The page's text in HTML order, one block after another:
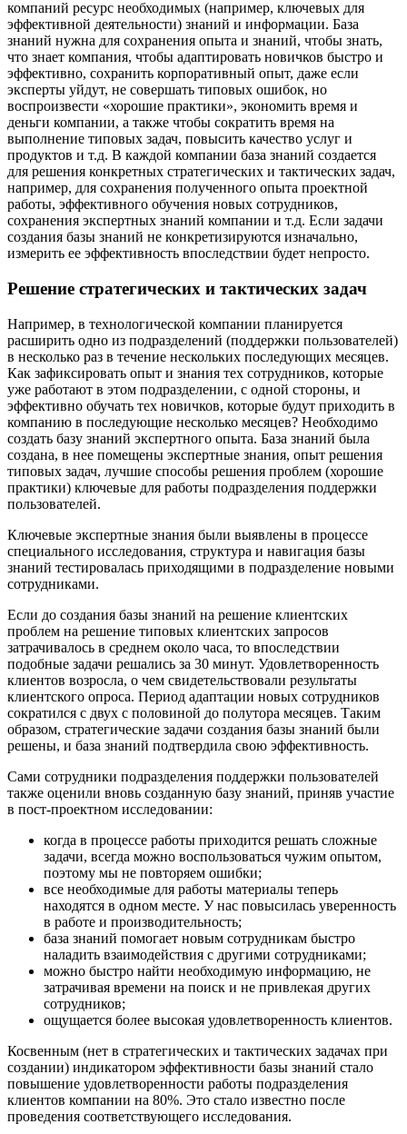
компаний ресурс необходимых (например, ключевых для
эффективной деятельности) знаний и информации. База
знаний нужна для сохранения опыта и знаний, чтобы знать,
что знает компания, чтобы адаптировать новичков быстро и
эффективно, сохранить корпоративный опыт, даже если
эксперты уйдут, не совершать типовых ошибок, но
воспроизвести «хорошие практики», экономить время и
деньги компании, а также чтобы сократить время на
выполнение типовых задач, повысить качество услуг и
продуктов и т.д. В каждой компании база знаний создается
для решения конкретных стратегических и тактических задач,
например, для сохранения полученного опыта проектной
работы, эффективного обучения новых сотрудников,
сохранения экспертных знаний компании и т.д. Если задачи
создания базы знаний не конкретизируются изначально,
измерить ее эффективность впоследствии будет непросто.
Решение стратегических и тактических задач
Например, в технологической компании планируется
расширить одно из подразделений (поддержки пользователей)
в несколько раз в течение нескольких последующих месяцев.
Как зафиксировать опыт и знания тех сотрудников, которые
уже работают в этом подразделении, с одной стороны, и
эффективно обучать тех новичков, которые будут приходить в
компанию в последующие несколько месяцев? Необходимо
создать базу знаний экспертного опыта. База знаний была
создана, в нее помещены экспертные знания, опыт решения
типовых задач, лучшие способы решения проблем (хорошие
практики) ключевые для работы подразделения поддержки
пользователей.
Ключевые экспертные знания были выявлены в процессе
специального исследования, структура и навигация базы
знаний тестировалась приходящими в подразделение новыми
сотрудниками.
Если до создания базы знаний на решение клиентских
проблем на решение типовых клиентских запросов
затрачивалось в среднем около часа, то впоследствии
подобные задачи решались за 30 минут. Удовлетворенность
клиентов возросла, о чем свидетельствовали результаты
клиентского опроса. Период адаптации новых сотрудников
сократился с двух с половиной до полутора месяцев. Таким
образом, стратегические задачи создания базы знаний были
решены, и база знаний подтвердила свою эффективность.
Сами сотрудники подразделения поддержки пользователей
также оценили вновь созданную базу знаний, приняв участие
в пост-проектном исследовании:
когда в процессе работы приходится решать сложные
задачи, всегда можно воспользоваться чужим опытом,
поэтому мы не повторяем ошибки;
все необходимые для работы материалы теперь
находятся в одном месте. У нас повысилась уверенность
в работе и производительность;
база знаний помогает новым сотрудникам быстро
наладить взаимодействия с другими сотрудниками;
можно быстро найти необходимую информацию, не
затрачивая времени на поиск и не привлекая других
сотрудников;
ощущается более высокая удовлетворенность клиентов.
Косвенным (нет в стратегических и тактических задачах при
создании) индикатором эффективности базы знаний стало
повышение удовлетворенности работы подразделения
клиентов компании на 80%. Это стало известно после
проведения соответствующего исследования.